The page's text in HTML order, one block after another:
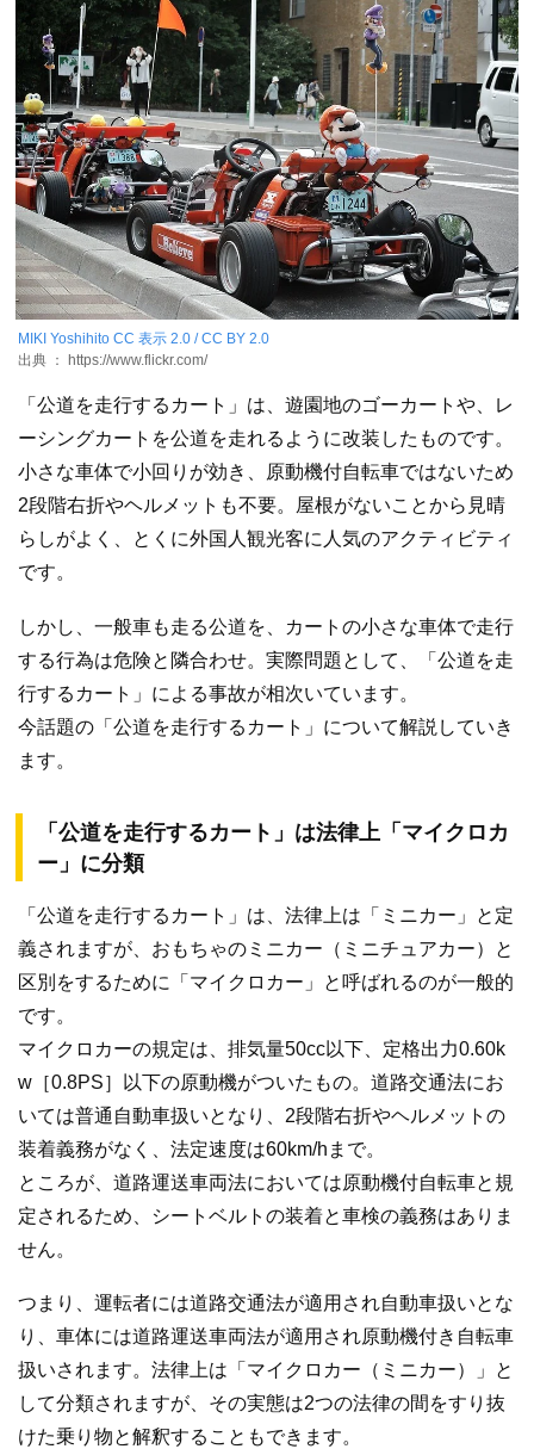
MIKI Yoshihito CC 表示 2.0 / CC BY 2.0
出典 ： https://www.flickr.com/
「公道を走行するカート」は、遊園地のゴーカートや、レ
ーシングカートを公道を走れるように改装したものです。
小さな車体で小回りが効き、原動機付自転車ではないため
2段階右折やヘルメットも不要。屋根がないことから見晴
らしがよく、とくに外国人観光客に人気のアクティビティ
です。
しかし、一般車も走る公道を、カートの小さな車体で走行
する行為は危険と隣合わせ。実際問題として、「公道を走
行するカート」による事故が相次いています。
今話題の「公道を走行するカート」について解説していき
ます。
「公道を走行するカート」は法律上「マイクロカ
ー」に分類
「公道を走行するカート」は、法律上は「ミニカー」と定
義されますが、おもちゃのミニカー（ミニチュアカー）と
区別をするために「マイクロカー」と呼ばれるのが一般的
です。
マイクロカーの規定は、排気量50cc以下、定格出力0.60k
w［0.8PS］以下の原動機がついたもの。道路交通法にお
いては普通自動車扱いとなり、2段階右折やヘルメットの
装着義務がなく、法定速度は60km/hまで。
ところが、道路運送車両法においては原動機付自転車と規
定されるため、シートベルトの装着と車検の義務はありま
せん。
つまり、運転者には道路交通法が適用され自動車扱いとな
り、車体には道路運送車両法が適用され原動機付き自転車
扱いされます。法律上は「マイクロカー（ミニカー）」と
して分類されますが、その実態は2つの法律の間をすり抜
けた乗り物と解釈することもできます。